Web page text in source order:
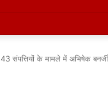
43 संपत्तियों के मामले में अभिषेक